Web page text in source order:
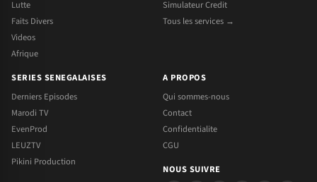
Lutte
Faits Divers
Videos
Afrique
Simulateur Credit
Tous les services →
SERIES SENEGALAISES
Derniers Episodes
Marodi TV
EvenProd
LEUZTV
Pikini Production
A PROPOS
Qui sommes-nous
Contact
Confidentialite
CGU
NOUS SUIVRE